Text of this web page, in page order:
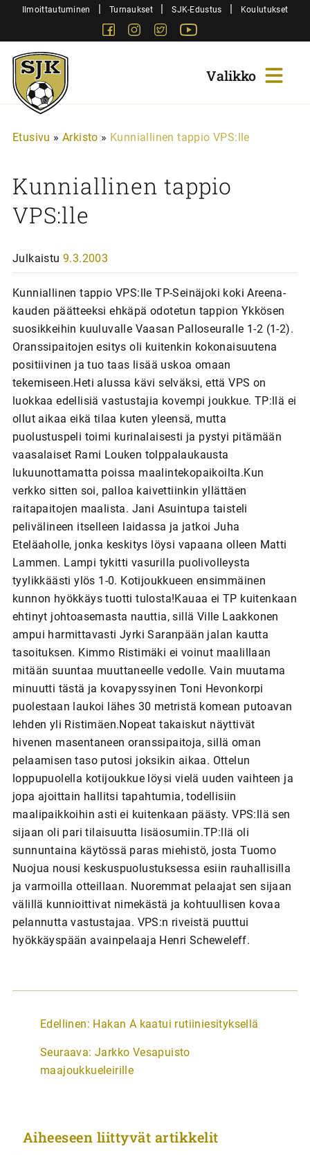
SiirryIlmoittautuminen | Turnaukset | SJK-Edustus | Koulutukset
FacebookInstagram
Twitter
Sjk-
Juniorit
Etusivu » Arkisto » Kunniallinen tappio VPS:lle
Kunniallinen tappio
VPS:lle
Julkaistu 9.3.2003
Kunniallinen tappio VPS:lle TP-Seinäjoki koki Areena-
kauden päätteeksi ehkäpä odotetun tappion Ykkösen
suosikkeihin kuuluvalle Vaasan Palloseuralle 1-2 (1-2).
Oranssipaitojen esitys oli kuitenkin kokonaisuutena
positiivinen ja tuo taas lisää uskoa omaan
tekemiseen.Heti alussa kävi selväksi, että VPS on
luokkaa edellisiä vastustajia kovempi joukkue. TP:llä ei
ollut aikaa eikä tilaa kuten yleensä, mutta
puolustuspeli toimi kurinalaisesti ja pystyi pitämään
vaasalaiset Rami Louken tolppalaukausta
lukuunottamatta poissa maalintekopaikoilta.Kun
verkko sitten soi, palloa kaivettiinkin yllättäen
raitapaitojen maalista. Jani Asuintupa taisteli
pelivälineen itselleen laidassa ja jatkoi Juha
Eteläaholle, jonka keskitys löysi vapaana olleen Matti
Lammen. Lampi tykitti vasurilla puolivolleysta
tyylikkäästi ylös 1-0. Kotijoukkueen ensimmäinen
kunnon hyökkäys tuotti tulosta!Kauaa ei TP kuitenkaan
ehtinyt johtoasemasta nauttia, sillä Ville Laakkonen
ampui harmittavasti Jyrki Saranpään jalan kautta
tasoituksen. Kimmo Ristimäki ei voinut maalillaan
mitään suuntaa muuttaneelle vedolle. Vain muutama
minuutti tästä ja kovapyssyinen Toni Hevonkorpi
puolestaan laukoi lähes 30 metristä komean putoavan
lehden yli Ristimäen.Nopeat takaiskut näyttivät
hivenen masentaneen oranssipaitoja, sillä oman
pelaamisen taso putosi joksikin aikaa. Ottelun
loppupuolella kotijoukkue löysi vielä uuden vaihteen ja
jopa ajoittain hallitsi tapahtumia, todellisiin
maalipaikkoihin asti ei kuitenkaan päästy. VPS:llä sen
sijaan oli pari tilaisuutta lisäosumiin.TP:llä oli
sunnuntaina käytössä paras miehistö, josta Tuomo
Nuojua nousi keskuspuolustuksessa esiin rauhallisilla
ja varmoilla otteillaan. Nuoremmat pelaajat sen sijaan
välillä kunnioittivat nimekästä ja kohtuullisen kovaa
pelannutta vastustajaa. VPS:n riveistä puuttui
hyökkäyspään avainpelaaja Henri Scheweleff.
A
t
i
e
Edellinen: Hakan A kaatui rutiiniesityksellä
Seuraava: Jarkko Vesapuisto
maajoukkueleirille
Aiheeseen liittyvät artikkelit